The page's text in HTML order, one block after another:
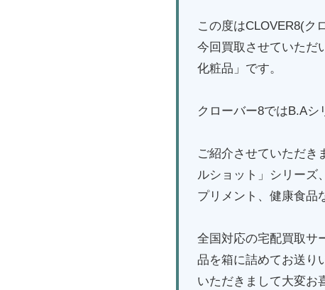
この度はCLOVER8(ク
今回買取させていただ
化粧品」です。
クローバー8ではB.Aシ
ご紹介させていただき
ルショット」シリーズ
プリメント、健康食品
全国対応の宅配買取サ
品を箱に詰めてお送り
いただきまして大変お